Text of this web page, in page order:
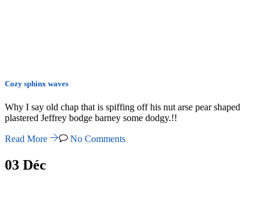
Cozy sphinx waves
Why I say old chap that is spiffing off his nut arse pear shaped
plastered Jeffrey bodge barney some dodgy.!!
Read More No Comments
03 Déc